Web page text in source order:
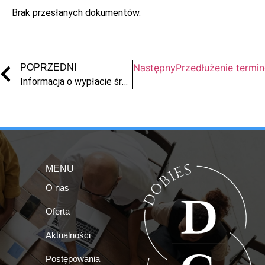
Brak przesłanych dokumentów.
POPRZEDNI
Informacja o wypłacie środków z wykazu uzupełniającego FGŚP – Pomorska Fabryka Mebli Sp. z o.o. w likwidacji w upadłości
NastępnyPrzedłużenie
MENU
O nas
Oferta
Aktualności
Postępowania